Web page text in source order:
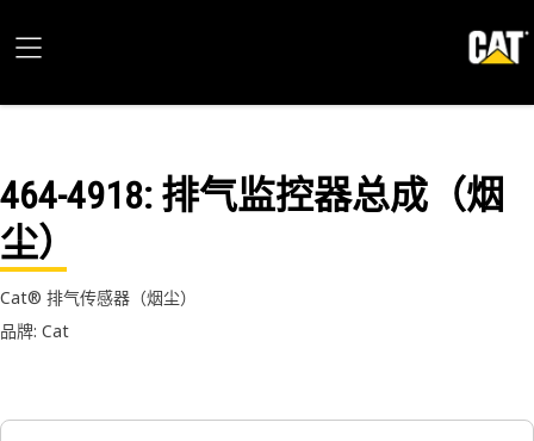
464-4918: 排气监控器总成（烟
尘）
Cat® 排气传感器（烟尘）
品牌: Cat